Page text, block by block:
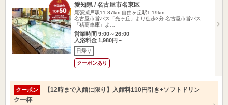
愛知県 / 名古屋市名東区
尾張瀬戸駅11.87km 自由ヶ丘駅1.19km
名古屋市営バス「光ヶ丘」より徒歩3分 名古屋市営バス
「猪高車庫」よ…
営業時間 9:00～26:00
入浴料金 1,980円～
日帰り
クーポンあり
クーポン
【12時まで入館に限り】入館料110円引き+ソフトドリン
ク一杯